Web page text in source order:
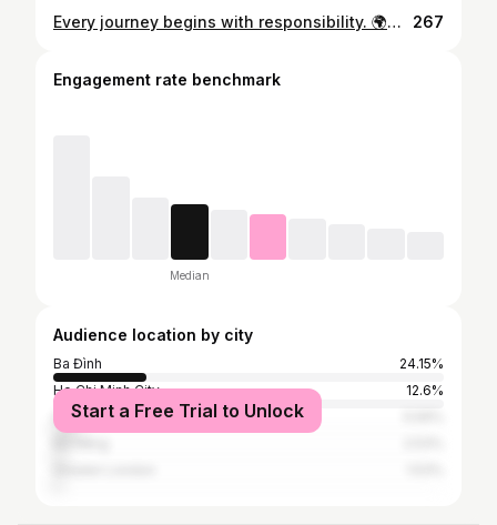
Every journey begins with responsibility. 🌍💚 Honored to begin this new chapter as Vietnam’s representative at Miss Earth 2026. More than a beauty pageant, I hope this journey becomes an opportunity to share the story of Vietnam—our people, our culture, our innovation, and our commitment to a more sustainable future. I’ll give this journey everything I have. See you at @missearth 2026. 🇻🇳 #MissEarth2026 #MissEarthVietnam #PhamHoangThuUyen #VietnamBeyondBeauty #BeautyforACause 267
Engagement rate benchmark
Median
Audience location by city
Ba Đình
24.15%
Ho Chi Minh City
12.6%
Haiphong
Start a Free Trial to Unlock